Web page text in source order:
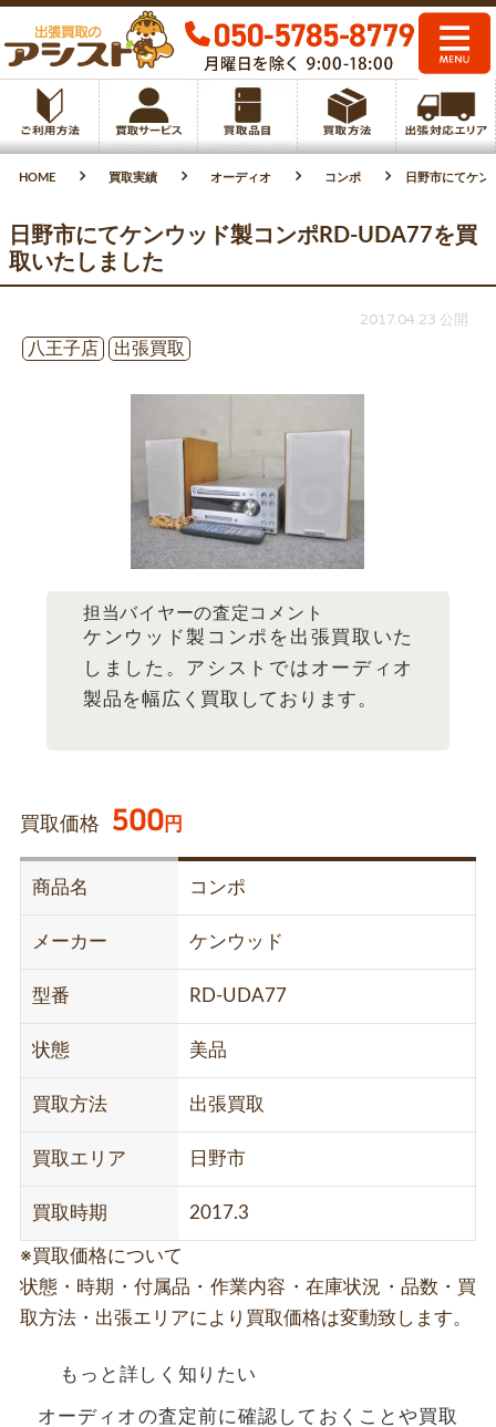
HOME 買取実績 オーディオ コンポ 日野市にてケ
日野市にてケンウッド製コンポRD-UDA77を買
取いたしました
2017.04.23 公開
八王子店
出張買取
担当バイヤーの査定コメント
ケンウッド製コンポを出張買取いた
しました。アシストではオーディオ
製品を幅広く買取しております。
買取価格 500円
商品名 コンポ
メーカー ケンウッド
型番 RD-UDA77
状態 美品
買取方法 出張買取
買取エリア 日野市
買取時期 2017.3
※買取価格について
状態・時期・付属品・作業内容・在庫状況・品数・買
取方法・出張エリアにより買取価格は変動致します。
もっと詳しく知りたい
オーディオの査定前に確認しておくことや買取